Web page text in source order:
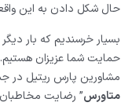
حال شکل دادن به این
بسیار خرسندیم که بار
حمایت شما عزیزان
مشاورین پارس ریتیل در
متاورس” رضایت مخاطبان